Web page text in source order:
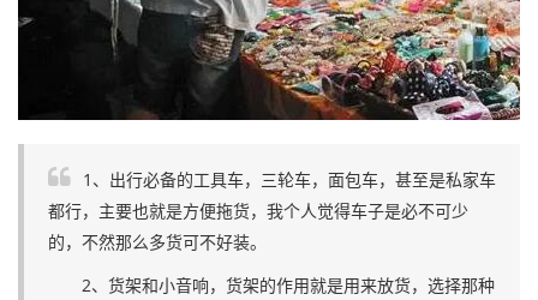
1、出行必备的工具车，三轮车，面包车，甚至是私家车
都行，主要也就是方便拖货，我个人觉得车子是必不可少
的，不然那么多货可不好装。
2、货架和小音响，货架的作用就是用来放货，选择那种